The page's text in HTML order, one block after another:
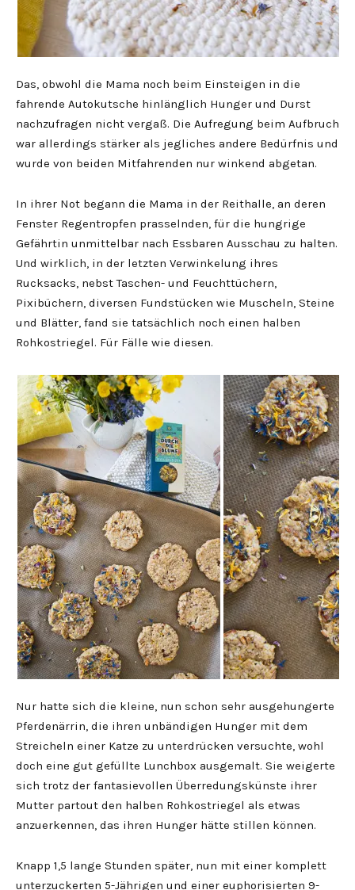
Das, obwohl die Mama noch beim Einsteigen in die
fahrende Autokutsche hinlänglich Hunger und Durst
nachzufragen nicht vergaß. Die Aufregung beim Aufbruch
war allerdings stärker als jegliches andere Bedürfnis und
wurde von beiden Mitfahrenden nur winkend abgetan.
In ihrer Not begann die Mama in der Reithalle, an deren
Fenster Regentropfen prasselnden, für die hungrige
Gefährtin unmittelbar nach Essbaren Ausschau zu halten.
Und wirklich, in der letzten Verwinkelung ihres
Rucksacks, nebst Taschen- und Feuchttüchern,
Pixibüchern, diversen Fundstücken wie Muscheln, Steine
und Blätter, fand sie tatsächlich noch einen halben
Rohkostriegel. Für Fälle wie diesen.
Nur hatte sich die kleine, nun schon sehr ausgehungerte
Pferdenärrin, die ihren unbändigen Hunger mit dem
Streicheln einer Katze zu unterdrücken versuchte, wohl
doch eine gut gefüllte Lunchbox ausgemalt. Sie weigerte
sich trotz der fantasievollen Überredungskünste ihrer
Mutter partout den halben Rohkostriegel als etwas
anzuerkennen, das ihren Hunger hätte stillen können.
Knapp 1,5 lange Stunden später, nun mit einer komplett
unterzuckerten 5-Jährigen und einer euphorisierten 9-